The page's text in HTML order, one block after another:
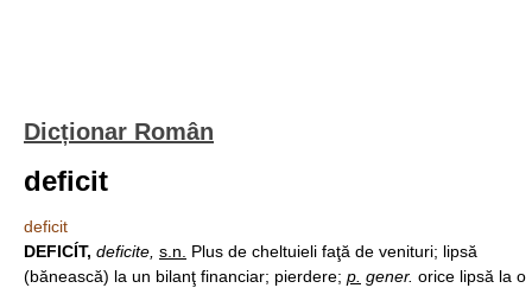
Dicționar Român
deficit
deficit
DEFICÍT, deficite, s.n.
Plus de cheltuieli faţă de venituri; lipsă
(bănească) la un bilanţ financiar; pierdere; p. gener. orice lipsă la o